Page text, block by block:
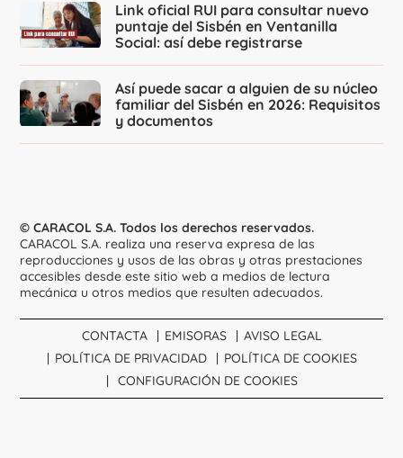
Link oficial RUI para consultar nuevo
puntaje del Sisbén en Ventanilla
Social: así debe registrarse
Así puede sacar a alguien de su núcleo
familiar del Sisbén en 2026: Requisitos
y documentos
© CARACOL S.A. Todos los derechos reservados.
CARACOL S.A. realiza una reserva expresa de las
reproducciones y usos de las obras y otras prestaciones
accesibles desde este sitio web a medios de lectura
mecánica u otros medios que resulten adecuados.
CONTACTA EMISORAS
AVISO LEGAL
POLÍTICA DE PRIVACIDAD
POLÍTICA DE COOKIES
CONFIGURACIÓN DE COOKIES